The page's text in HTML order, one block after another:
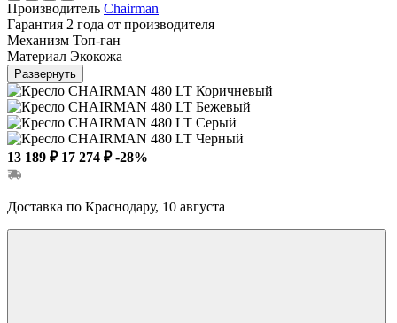
Производитель Chairman
Гарантия 2 года от производителя
Механизм Топ-ган
Материал Экокожа
Развернуть
13 189 ₽ 17 274 ₽ -28%
Доставка по Краснодару, 10 августа